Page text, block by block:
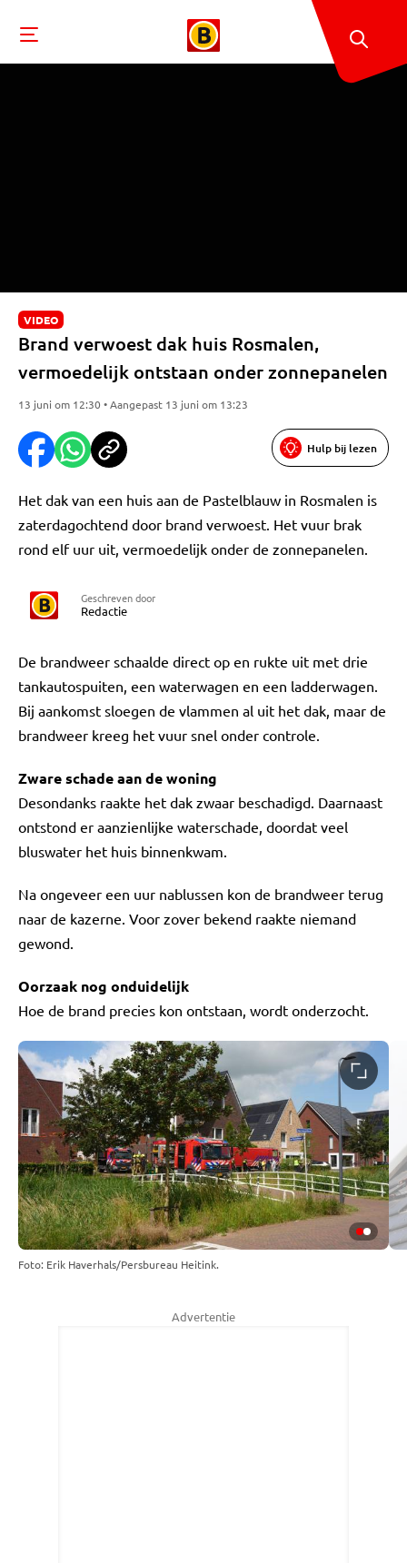
VIDEO
Brand verwoest dak huis Rosmalen,
vermoedelijk ontstaan onder zonnepanelen
13 juni om 12:30 • Aangepast 13 juni om 13:23
Hulp bij lezen
Het dak van een huis aan de Pastelblauw in Rosmalen is
zaterdagochtend door brand verwoest. Het vuur brak
rond elf uur uit, vermoedelijk onder de zonnepanelen.
Geschreven door
Redactie
De brandweer schaalde direct op en rukte uit met drie
tankautospuiten, een waterwagen en een ladderwagen.
Bij aankomst sloegen de vlammen al uit het dak, maar de
brandweer kreeg het vuur snel onder controle.
Zware schade aan de woning
Desondanks raakte het dak zwaar beschadigd. Daarnaast
ontstond er aanzienlijke waterschade, doordat veel
bluswater het huis binnenkwam.
Na ongeveer een uur nablussen kon de brandweer terug
naar de kazerne. Voor zover bekend raakte niemand
gewond.
Oorzaak nog onduidelijk
Hoe de brand precies kon ontstaan, wordt onderzocht.
Foto: Erik Haverhals/Persbureau Heitink.
Advertentie